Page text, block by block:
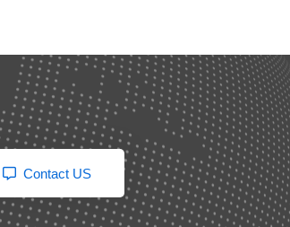
Contact US